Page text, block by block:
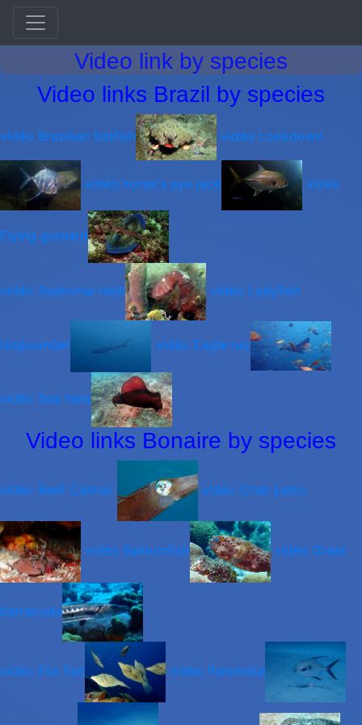
Video link by species
Video links Brazil by species
vidéo Brazilian batfish vidéo Lookdown
vidéo horse's eye jack vidéo
Flying gurnard
vidéo Seahorse reidi vidéo Ladyfish
tenpounder vidéo Eagle ray
vidéo Sea hare
Video links Bonaire by species
vidéo Reef Calmar vidéo Crab petro
vidéo Balloonfish vidéo Great
barracuda
vidéo File fish vidéo Palometa